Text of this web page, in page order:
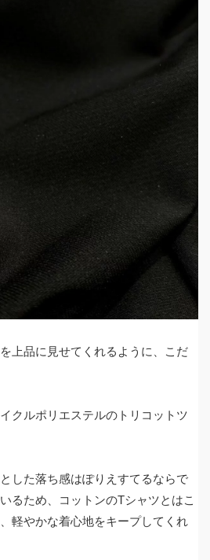
上品に見せてくれるように、こだ
クルポリエステルのトリコットツ
した落ち感はぽりえすてるならで
るため、コットンのTシャツとはこ
軽やかな着心地をキープしてくれ